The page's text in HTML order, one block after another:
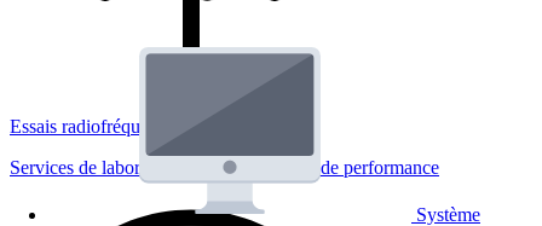
Système
Essais radiofréquences
Services de laboratoire réglementaires et de performance